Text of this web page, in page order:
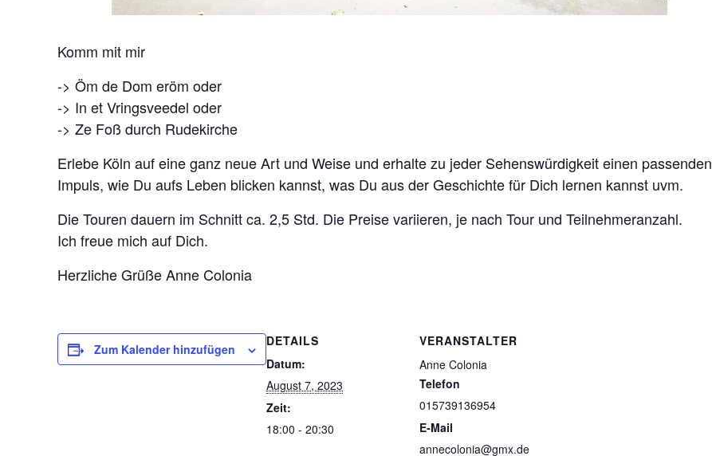
Komm mit mir
-> Öm de Dom eröm oder
-> In et Vringsveedel oder
-> Ze Foß durch Rudekirche
Erlebe Köln auf eine ganz neue Art und Weise und erhalte zu jeder Sehenswürdigkeit einen passenden
Impuls, wie Du aufs Leben blicken kannst, was Du aus der Geschichte für Dich lernen kannst uvm.
Die Touren dauern im Schnitt ca. 2,5 Std. Die Preise variieren, je nach Tour und Teilnehmeranzahl.
Ich freue mich auf Dich.
Herzliche Grüße Anne Colonia
Zum Kalender hinzufügen
DETAILS
Datum:
August 7, 2023
Zeit:
18:00 - 20:30
VERANSTALTER
Anne Colonia
Telefon
015739136954
E-Mail
annecolonia@gmx.de